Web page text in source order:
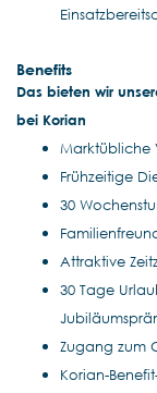
Benefits
Das bieten wir
bei Korian
Marktübliche
Frühzeitige
30
Attraktive
30 Tage
Zugang zum
Korian-